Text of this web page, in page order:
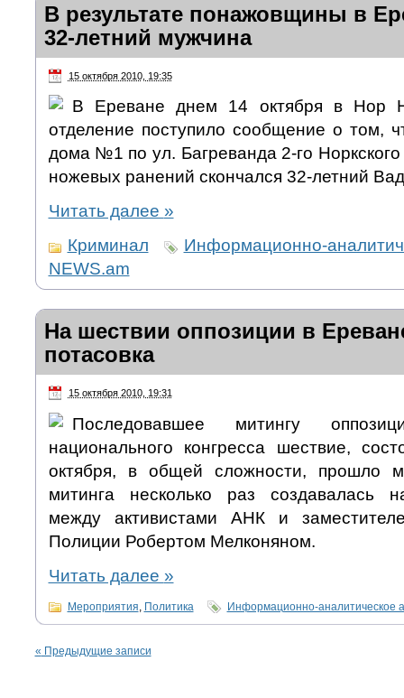
В результате понажовщины в
32-летний мужчина
15 октября 2010, 19:35
В Ереване днем 14 октября в Нор
отделение поступило сообщение о том,
дома №1 по ул. Багреванда 2-го
ножевых ранений скончался 32-летний
Читать далее »
Криминал
Информационно-
NEWS.am
На шествии оппозиции в
потасовка
15 октября 2010, 19:31
Последовавшее митингу
национального конгресса шествие,
октября, в общей сложности, прошло
митинга несколько раз создавалась
между активистами АНК и
Полиции Робертом Мелконяном.
Читать далее »
Мероприятия, Политика Информационно-аналитическое
« Предыдущие записи